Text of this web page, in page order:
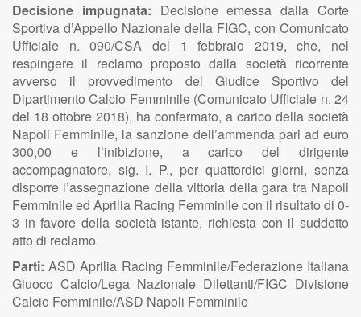
Decisione impugnata: Decisione emessa dalla Corte
Sportiva d’Appello Nazionale della FIGC, con Comunicato
Ufficiale n. 090/CSA del 1 febbraio 2019, che, nel
respingere il reclamo proposto dalla società ricorrente
avverso il provvedimento del Giudice Sportivo del
Dipartimento Calcio Femminile (Comunicato Ufficiale n. 24
del 18 ottobre 2018), ha confermato, a carico della società
Napoli Femminile, la sanzione dell’ammenda pari ad euro
300,00 e l’inibizione, a carico del dirigente
accompagnatore, sig. I. P., per quattordici giorni, senza
disporre l’assegnazione della vittoria della gara tra Napoli
Femminile ed Aprilia Racing Femminile con il risultato di 0-
3 in favore della società istante, richiesta con il suddetto
atto di reclamo.
Parti:ASD Aprilia Racing Femminile/Federazione Italiana
Giuoco Calcio/Lega Nazionale Dilettanti/FIGC Divisione
Calcio Femminile/ASD Napoli Femminile